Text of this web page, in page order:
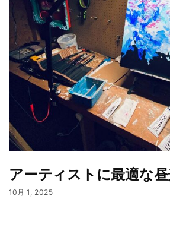
アーティストに最適な
10月 1, 2025